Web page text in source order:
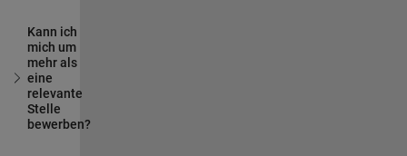
Kann ich
mich um
mehr als
eine
relevante
Stelle
bewerben?